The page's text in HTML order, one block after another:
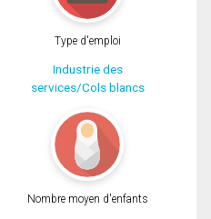
Type d'emploi
Industrie des
services/Cols blancs
Nombre moyen d'enfants